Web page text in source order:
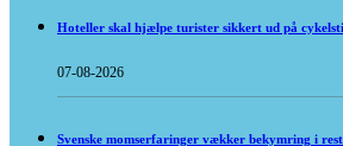
Hoteller skal hjælpe turister sikkert ud på
07-08-2026
Svenske momserfaringer vækker bekymring i